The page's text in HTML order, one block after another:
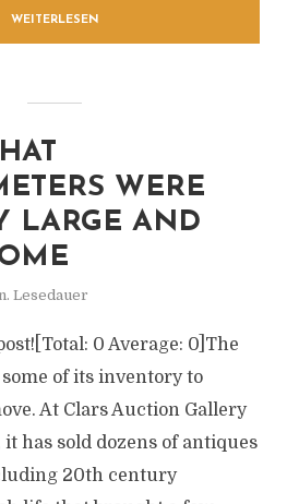
WEITERLESEN
WERE
LARGE AND
Lesedauer
0 Average: 0]The
of its inventory to
At Clars Auction Gallery
has sold dozens of antiques
20th century